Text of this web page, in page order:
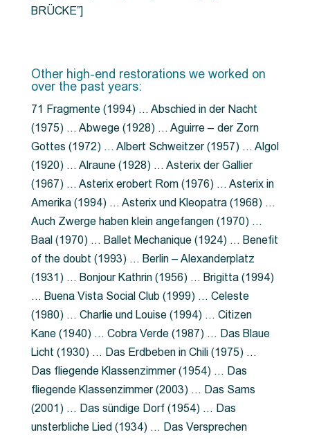
BRÜCKE”]
Other high-end restorations we worked on
over the past years:
71 Fragmente (1994) … Abschied in der Nacht
(1975) … Abwege (1928) … Aguirre – der Zorn
Gottes (1972) … Albert Schweitzer (1957) … Algol
(1920) … Alraune (1928) … Asterix der Gallier
(1967) … Asterix erobert Rom (1976) … Asterix in
Amerika (1994) … Asterix und Kleopatra (1968) …
Auch Zwerge haben klein angefangen (1970) …
Baal (1970) … Ballet Mechanique (1924) … Benefit
of the doubt (1993) … Berlin – Alexanderplatz
(1931) … Bonjour Kathrin (1956) … Brigitta (1994)
… Buena Vista Social Club (1999) … Celeste
(1980) … Charlie und Louise (1994) … Citizen
Kane (1940) … Cobra Verde (1987) … Das Blaue
Licht (1930) … Das Erdbeben in Chili (1975) …
Das fliegende Klassenzimmer (1954) … Das
fliegende Klassenzimmer (2003) … Das Sams
(2001) … Das sündige Dorf (1954) … Das
unsterbliche Lied (1934) … Das Versprechen